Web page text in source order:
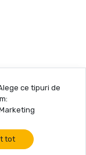
ce tipuri de
tot